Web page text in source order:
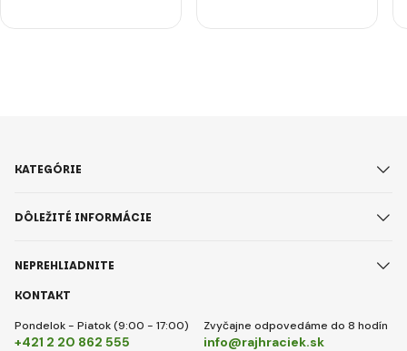
KONTAKT
Pondelok - Piatok (9:00 - 17:00)
+421 2 20 862 555
Zvyčajne odpovedáme do 8 hodín
info@rajhraciek.sk
KATEGÓRIE
DÔLEŽITÉ INFORMÁCIE
NEPREHLIADNITE